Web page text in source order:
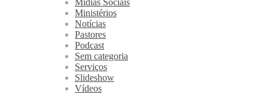
Ministérios
Notícias
Pastores
Podcast
Sem categoria
Serviços
Slideshow
Vídeos